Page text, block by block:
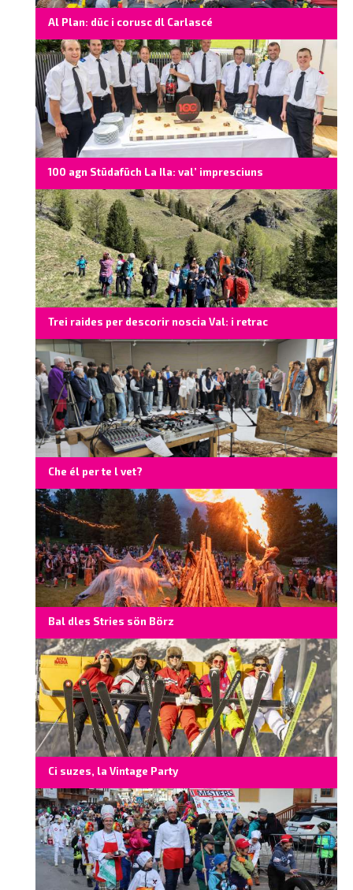
Al Plan: düc i corusc dl Carlascé
100 agn Stüdafüch La Ila: val’ impresciuns
Trei raides per descorir noscia Val: i retrac
Che él per te l vet?
Bal dles Stries sön Börz
Ci suzes, la Vintage Party